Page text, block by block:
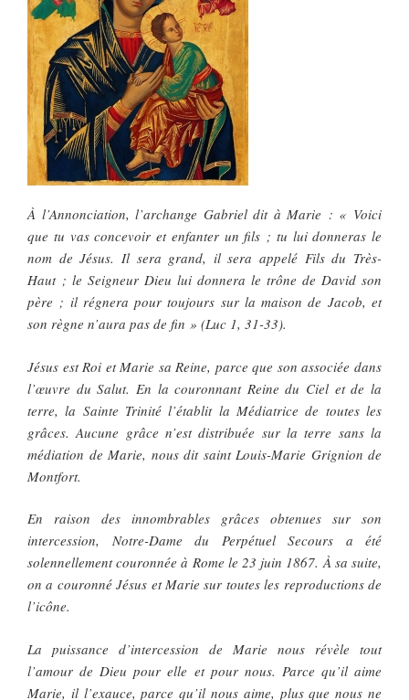
À l’Annonciation, l’archange Gabriel dit à Marie : « Voici
que tu vas concevoir et enfanter un fils ; tu lui donneras le
nom de Jésus. Il sera grand, il sera appelé Fils du Très-
Haut ; le Seigneur Dieu lui donnera le trône de David son
père ; il régnera pour toujours sur la maison de Jacob, et
son règne n’aura pas de fin » (Luc 1, 31-33).
Jésus est Roi et Marie sa Reine, parce que son associée dans
l’œuvre du Salut. En la couronnant Reine du Ciel et de la
terre, la Sainte Trinité l’établit la Médiatrice de toutes les
grâces. Aucune grâce n’est distribuée sur la terre sans la
médiation de Marie, nous dit saint Louis-Marie Grignion de
Montfort.
En raison des innombrables grâces obtenues sur son
intercession, Notre-Dame du Perpétuel Secours a été
solennellement couronnée à Rome le 23 juin 1867. À sa suite,
on a couronné Jésus et Marie sur toutes les reproductions de
l’icône.
La puissance d’intercession de Marie nous révèle tout
l’amour de Dieu pour elle et pour nous. Parce qu’il aime
Marie, il l’exauce, parce qu’il nous aime, plus que nous ne